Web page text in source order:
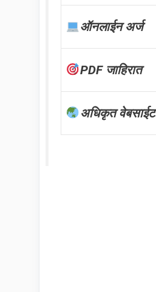
ऑनलाईन अर्ज
PDF जाहिरात
अधिकृत वेबसाईट